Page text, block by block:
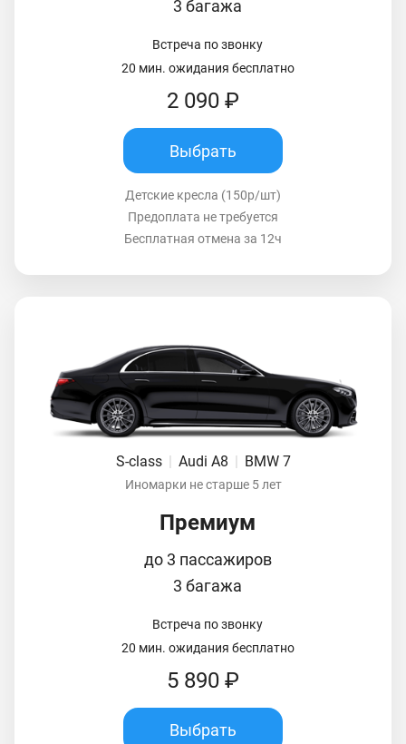
3 багажа
Встреча по звонку
20 мин. ожидания бесплатно
2 090 ₽
Выбрать
Детские кресла (150р/шт)
Предоплата не требуется
Бесплатная отмена за 12ч
S-class | Audi A8 | BMW 7
Иномарки не старше 5 лет
Премиум
до 3 пассажиров
3 багажа
Встреча по звонку
20 мин. ожидания бесплатно
5 890 ₽
Выбрать